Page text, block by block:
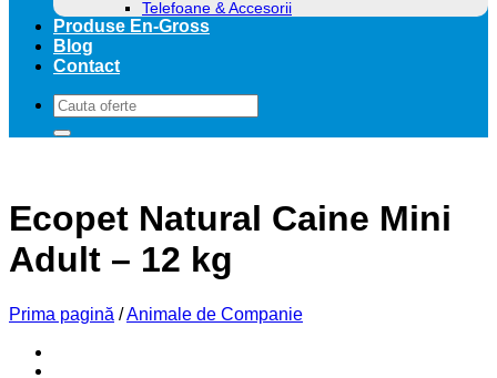
Telefoane & Accesorii
Produse En-Gross
Blog
Contact
Caută
după:
Ecopet Natural Caine Mini
Adult – 12 kg
Prima pagină /Animale de Companie